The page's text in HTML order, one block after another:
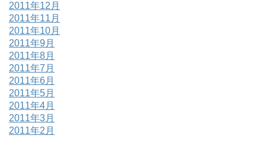
2011年12月
2011年11月
2011年10月
2011年9月
2011年8月
2011年7月
2011年6月
2011年5月
2011年4月
2011年3月
2011年2月